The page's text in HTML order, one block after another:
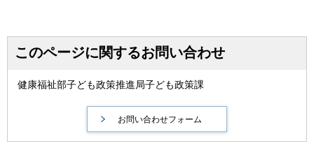
このページに関するお問い合わせ
健康福祉部子ども政策推進局子ども政策課